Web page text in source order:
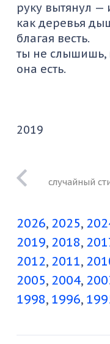
руку вытянул —
как деревья
благая весть.
ты не слышишь,
она есть.
2019
хранится
2026 2025
2019 2018
2012 2011
2005 2004
1998 1996